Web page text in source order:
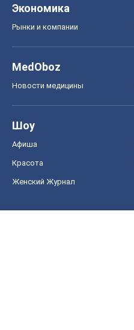
Экономика
Рынки и компании
MedOboz
Новости медицины
Шоу
Афиша
Красота
Женский Журнал